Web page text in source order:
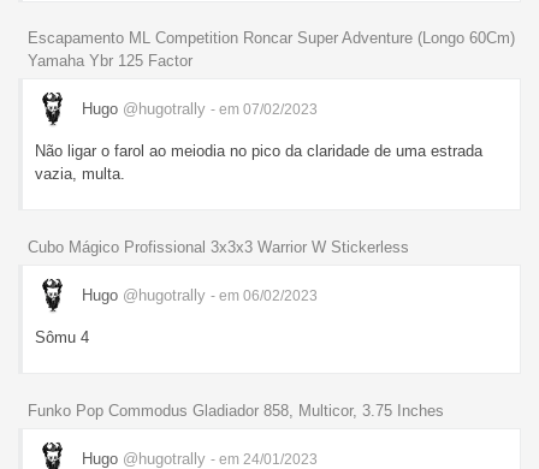
Escapamento ML Competition Roncar Super Adventure (Longo 60Cm)
Yamaha Ybr 125 Factor
Hugo @hugotrally - em 07/02/2023
Não ligar o farol ao meiodia no pico da claridade de uma estrada
vazia, multa.
Cubo Mágico Profissional 3x3x3 Warrior W Stickerless
Hugo @hugotrally - em 06/02/2023
Sômu 4
Funko Pop Commodus Gladiador 858, Multicor, 3.75 Inches
Hugo @hugotrally - em 24/01/2023